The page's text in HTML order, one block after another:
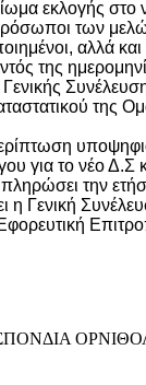
εκλογής
των
αλλά
της
της
για το νέο Δ.Σ
την
η Γενική